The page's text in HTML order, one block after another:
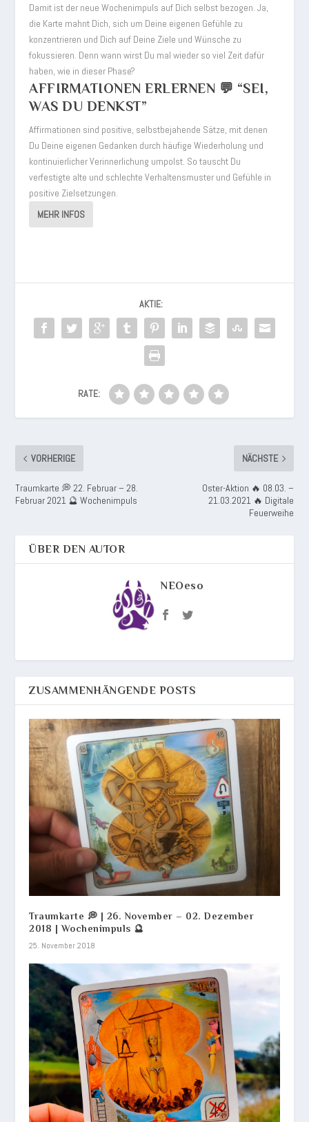
Damit ist der neue Wochenimpuls auf Dich selbst bezogen. Ja,
die Karte mahnt Dich, sich um Deine eigenen Gefühle zu
konzentrieren und Dich auf Deine Ziele und Wünsche zu
fokussieren. Denn wann wirst Du mal wieder so viel Zeit dafür
haben, wie in dieser Phase?
AFFIRMATIONEN ERLERNEN 💬 “SEI,
WAS DU DENKST”
Affirmationen sind positive, selbstbejahende Sätze, mit denen
Du Deine eigenen Gedanken durch häufige Wiederholung und
kontinuierlicher Verinnerlichung umpolst. So tauscht Du
verfestigte alte und schlechte Verhaltensmuster und Gefühle in
positive Zielsetzungen.
MEHR INFOS
AKTIE:
RATE:
VORHERIGE
Traumkarte 💭 22. Februar – 28.
Februar 2021 🔮 Wochenimpuls
NÄCHSTE
Oster-Aktion 🔥 08.03. –
21.03.2021 🔥 Digitale
Feuerweihe
ÜBER DEN AUTOR
NEOeso
ZUSAMMENHÄNGENDE POSTS
Traumkarte 💭 | 26. November – 02. Dezember
2018 | Wochenimpuls 🔮
25. November 2018